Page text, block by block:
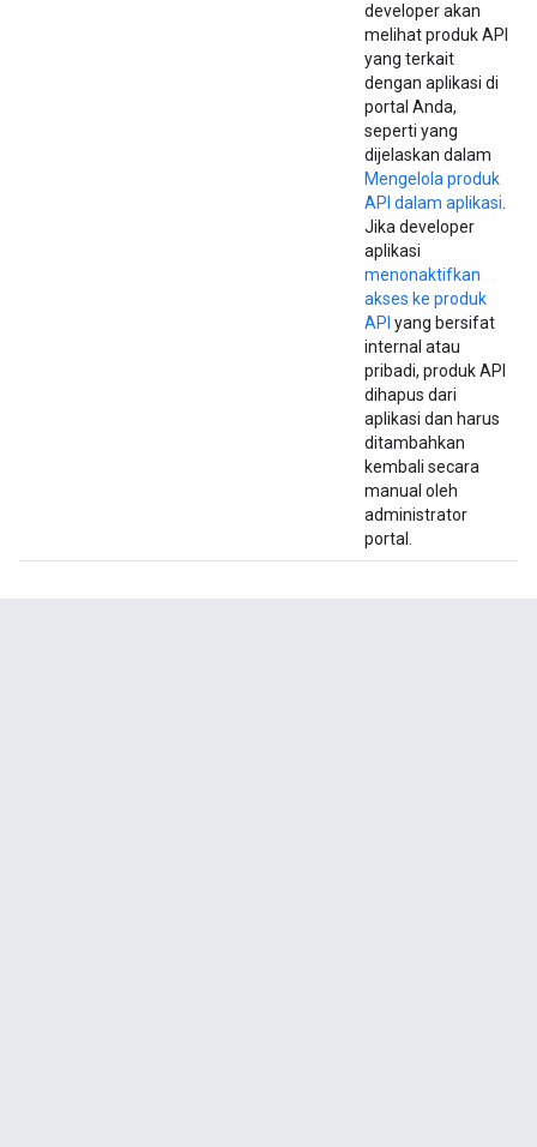
developer akan
melihat produk API
yang terkait
dengan aplikasi di
portal Anda,
seperti yang
dijelaskan dalam
Mengelola produk
API dalam aplikasi.
Jika developer
aplikasi
menonaktifkan
akses ke produk
API yang bersifat
internal atau
pribadi, produk API
dihapus dari
aplikasi dan harus
ditambahkan
kembali secara
manual oleh
administrator
portal.